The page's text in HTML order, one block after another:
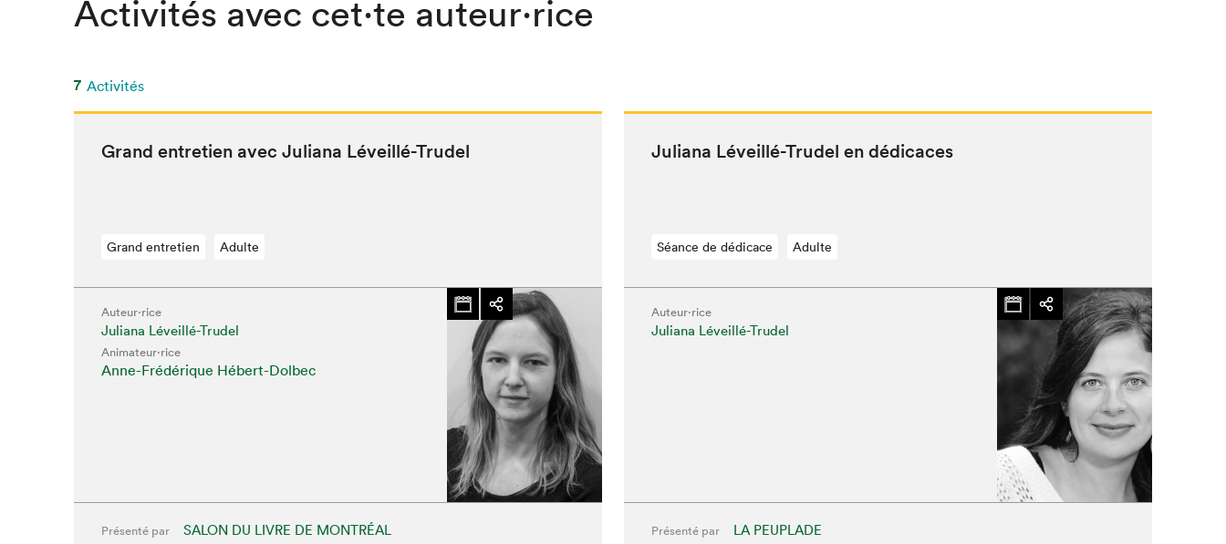
SLM 2020
Activités avec cet·te auteur·rice
7 Activités
Grand entre­tien avec Juliana Léveillé-Trudel
Grand entretien Adulte
Auteur·rice
Juliana Léveillé-Trudel
Animateur⋅rice
Anne-Frédérique Hébert-Dolbec
Présenté par SALON DU LIVRE DE MONTRÉAL
Juliana Léveil­lé-Trudel en dédicaces
Séance de dédicace Adulte
Auteur·rice
Juliana Léveillé-Trudel
Présenté par LA PEUPLADE